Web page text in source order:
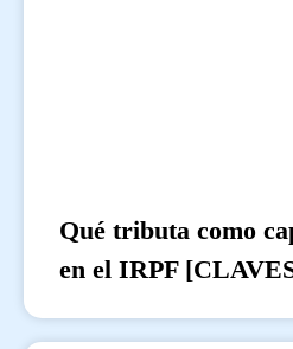
Qué tributa como
en el IRPF